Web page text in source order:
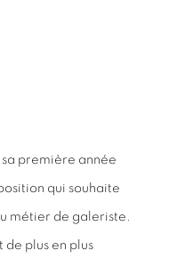
première année
qui souhaite
métier de galeriste.
de plus en plus